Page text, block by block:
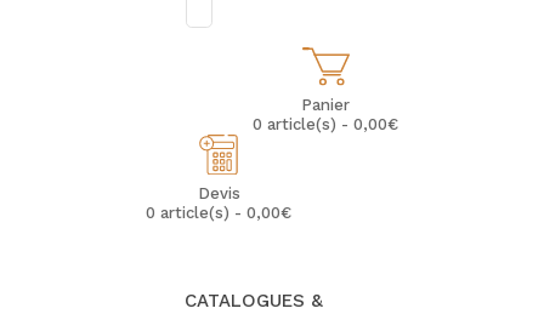
Panier
0 article(s) - 0,00€
Devis
0 article(s) - 0,00€
CATALOGUES &